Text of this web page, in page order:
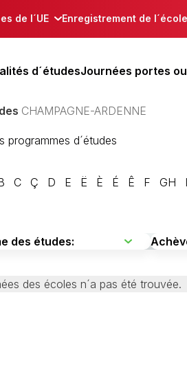
de l´UE Enregistrement de l´école
d´étudesJournées portes
CHAMPAGNE-ARDENNE
programmes d´études
C Ç D E Ë È É Ê F GH I
des écoles n´a pas été trouvée.